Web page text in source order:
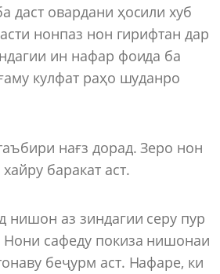
даст овардани ҳосили хуб
нонпаз нон гирифтан дар
ин нафар фоида ба
кулфат раҳо шуданро
нағз дорад. Зеро нон
баракат аст.
нишон аз зиндагии серу пур
Нони сафеду покиза нишонаи
беҷурм аст. Нафаре, ки